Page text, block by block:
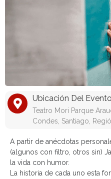
Ubicación Del
Teatro Mori Parque
Condes, Santiago,
A partir de anécdotas
(algunos con filtro, otros sin)
la vida con humor.
La historia de cada uno esta